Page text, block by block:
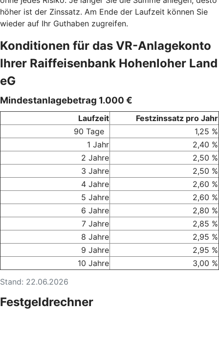
höher ist der Zinssatz. Am Ende der Laufzeit können Sie
wieder auf Ihr Guthaben zugreifen.
Konditionen für das VR-Anlagekonto
Ihrer Raiffeisenbank Hohenloher Land
eG
Mindestanlagebetrag 1.000 €
Stand: 22.06.2026
Laufzeit
Festzinssatz pro Jahr
90 Tage
1,25 %
1 Jahr
2,40 %
2 Jahre
2,50 %
3 Jahre
2,50 %
4 Jahre
2,60 %
5 Jahre
2,60 %
6 Jahre
2,80 %
7 Jahre
2,85 %
8 Jahre
2,95 %
9 Jahre
2,95 %
10 Jahre
3,00 %
Festgeldrechner